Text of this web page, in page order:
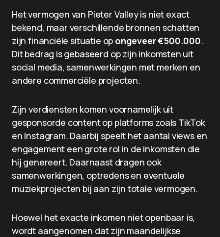
Het vermogen van Pieter Valley is niet exact
bekend, maar verschillende bronnen schatten
zijn financiële situatie op ongeveer €500.000.
Dit bedrag is gebaseerd op zijn inkomsten uit
social media, samenwerkingen met merken en
andere commerciële projecten.
Zijn verdiensten komen voornamelijk uit
gesponsorde content op platforms zoals TikTok
en Instagram. Daarbij speelt het aantal views en
engagement een grote rol in de inkomsten die
hij genereert. Daarnaast dragen ook
samenwerkingen, optredens en eventuele
muziekprojecten bij aan zijn totale vermogen.
Hoewel het exacte inkomen niet openbaar is,
wordt aangenomen dat zijn maandelijkse